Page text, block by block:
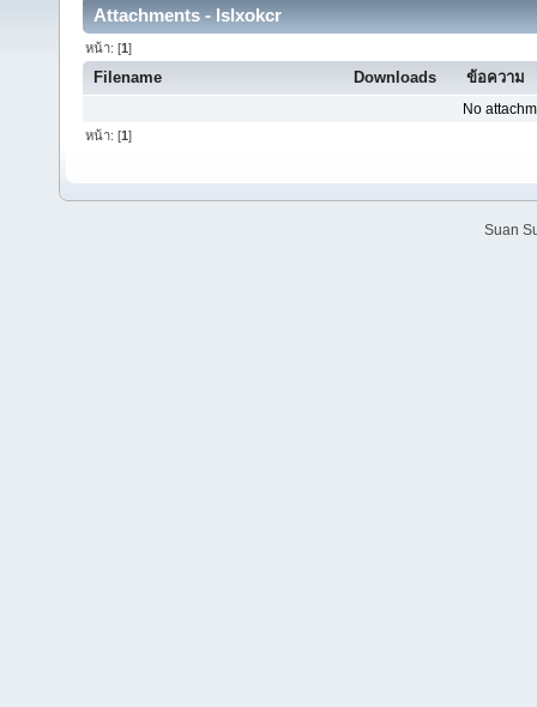
Attachments - lslxokcr
หน้า: [1]
Filename Downloads ข้อความ
No
หน้า: [1]
Suan